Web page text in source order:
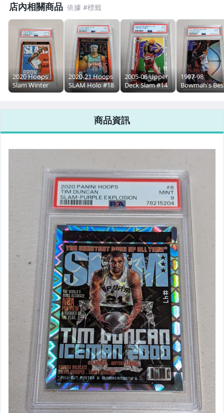
店內相關商品
2020 Hoops
Slam Winter
Holo #2 LeBron
2020-21 Hoops
SLAM Holo #18
Ja Morant PSA9
2005-06 Upper
Deck Slam #14
LeBron James
1997-98
Bowman's
Refractors
PSA9
商品資訊